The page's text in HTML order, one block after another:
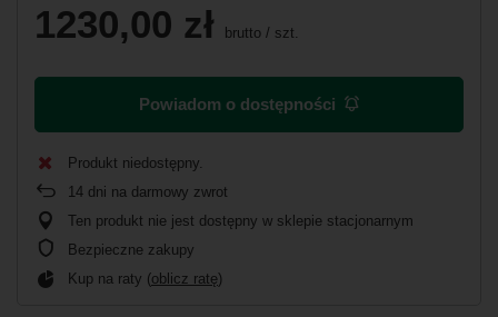
1230,00 zł brutto / szt.
Powiadom o dostępności
Produkt niedostępny
14 dni na darmowy zwrot
Ten produkt nie jest dostępny w sklepie stacjonarnym
Bezpieczne zakupy
Kup na raty (oblicz ratę)